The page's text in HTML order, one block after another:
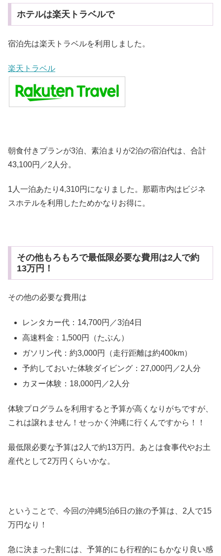
ホテルは楽天トラベルで
宿泊先は楽天トラベルを利用しました。
楽天トラベル
朝食付きプランが3泊、素泊まりが2泊の宿泊代は、合計
43,100円／2人分。
1人一泊あたり4,310円になりました。那覇市内はビジネ
スホテルを利用したためかなりお得に。
その他もろもろで最低限必要な費用は2人で約
13万円！
その他の必要な費用は
レンタカー代：14,700円／3泊4日
高速料金：1,500円（たぶん）
ガソリン代：約3,000円（走行距離は約400km）
予約しておいた体験ダイビング：27,000円／2人分
カヌー体験：18,000円／2人分
体験プログラムを利用すると予算が高くなりがちですが、
これは譲れません！せっかく沖縄に行くんですから！！
最低限必要な予算は2人で約13万円。あとは食事代やお土
産代として2万円くらいかな。
ということで、今回の沖縄5泊6日の旅の予算は、2人で15
万円なり！
急に決まった割には、予算的にも行程的にもかなり良い感